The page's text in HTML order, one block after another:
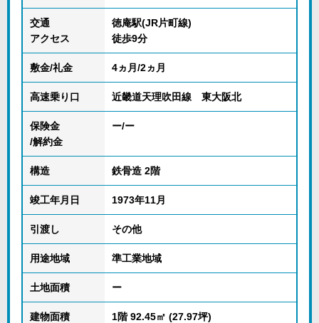
交通
アクセス
徳庵駅(JR片町線)
徒歩9分
敷金/礼金 4ヵ月/2ヵ月
高速乗り口 近畿道天理吹田線 東大阪北
保険金
/解約金
ー/ー
構造 鉄骨造 2階
竣工年月日 1973年11月
引渡し その他
用途地域 準工業地域
土地面積 ー
建物面積
1階 92.45㎡ (27.97坪)